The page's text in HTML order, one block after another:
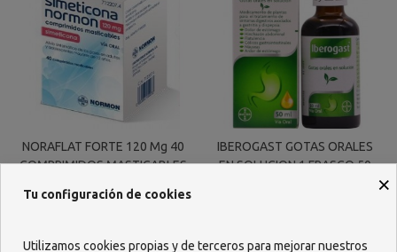
NORAFLAT FORTE 120 Mg 40
COMPRIMIDOS MASTICABLES
7,92 €
IBEROGAST GOTAS ORALES
EN SOLUCION 1 FRASCO 50
×
Tu configuración de cookies
Utilizamos cookies propias y de terceros para mejorar nuestros